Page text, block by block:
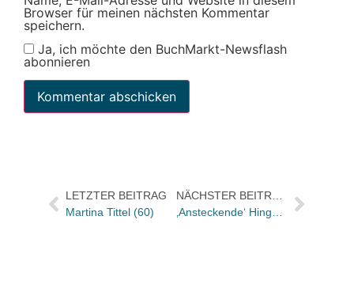
Browser für meinen nächsten Kommentar
speichern.
Ja, ich möchte den BuchMarkt-Newsflash
abonnieren
LETZTER BEITRAG
Martina Tittel (60)
NÄCHSTER BEITRAG
‚Ansteckende‘ Hingucker von Rainer Groothuis